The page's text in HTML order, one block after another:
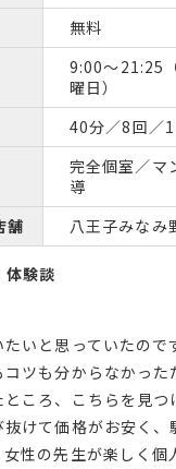
無料
9:00～21:25
曜日）
40分／8回／1
完全個室／マ
導
舗
八王子みなみ
体験談
いと思っていたので
コツも分からなかった
ころ、こちらを見つ
けて価格がお安く、
性の先生が楽しく個